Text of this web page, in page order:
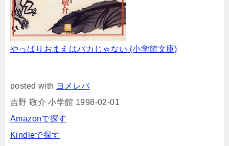
やっぱりおまえはバカじゃない (小学館文庫)
posted with ヨメレバ
吉野 敬介 小学館 1998-02-01
Amazonで探す
Kindleで探す